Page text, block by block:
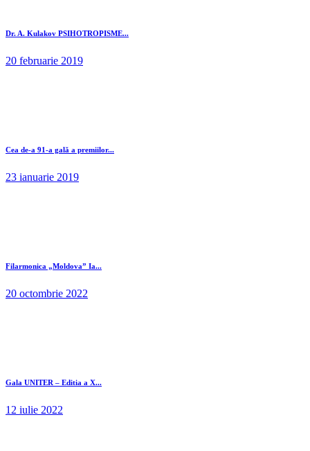
Dr. A. Kulakov PSIHOTROPISME...
20 februarie 2019
Cea de-a 91-a gală a premiilor...
23 ianuarie 2019
Filarmonica „Moldova” Ia...
20 octombrie 2022
Gala UNITER – Editia a X...
12 iulie 2022